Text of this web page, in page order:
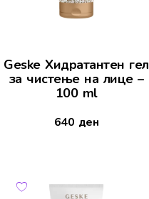
Geske Хидратантен гел
за чистење на лице –
100 ml
640 ден